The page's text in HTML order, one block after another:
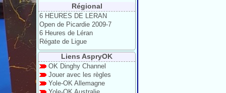
Régional
6 HEURES DE LERAN
Open de Picardie 2009-7
6 Heures de Léran
Régate de Ligue
Liens AspryOK
OK Dinghy Channel
Jouer avec les règles
Yole-OK Allemagne